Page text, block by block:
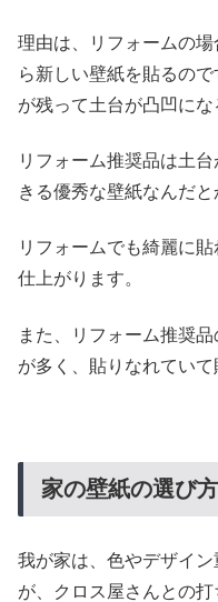
理由は、リフォームの
ら新しい壁紙を貼るの
が残って土台が凸凹にな
リフォーム推奨品は土
きる優秀な壁紙なんだと
リフォームでも綺麗に
仕上がります。
また、リフォーム推奨
が多く、貼りなれていて
家の壁紙の選び
我が家は、色やデザイ
が、クロス屋さんとの